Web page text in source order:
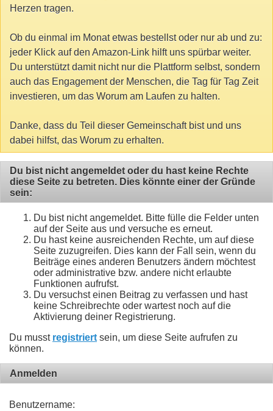
Herzen tragen.
Ob du einmal im Monat etwas bestellst oder nur ab und zu:
jeder Klick auf den Amazon-Link hilft uns spürbar weiter.
Du unterstützt damit nicht nur die Plattform selbst, sondern
auch das Engagement der Menschen, die Tag für Tag Zeit
investieren, um das Worum am Laufen zu halten.
Danke, dass du Teil dieser Gemeinschaft bist und uns
dabei hilfst, das Worum zu erhalten.
Du bist nicht angemeldet oder du hast keine Rechte
diese Seite zu betreten. Dies könnte einer der Gründe
sein:
Du bist nicht angemeldet. Bitte fülle die Felder unten
auf der Seite aus und versuche es erneut.
Du hast keine ausreichenden Rechte, um auf diese
Seite zuzugreifen. Dies kann der Fall sein, wenn du
Beiträge eines anderen Benutzers ändern möchtest
oder administrative bzw. andere nicht erlaubte
Funktionen aufrufst.
Du versuchst einen Beitrag zu verfassen und hast
keine Schreibrechte oder wartest noch auf die
Aktivierung deiner Registrierung.
Du musst registriert sein, um diese Seite aufrufen zu
können.
Anmelden
Benutzername: